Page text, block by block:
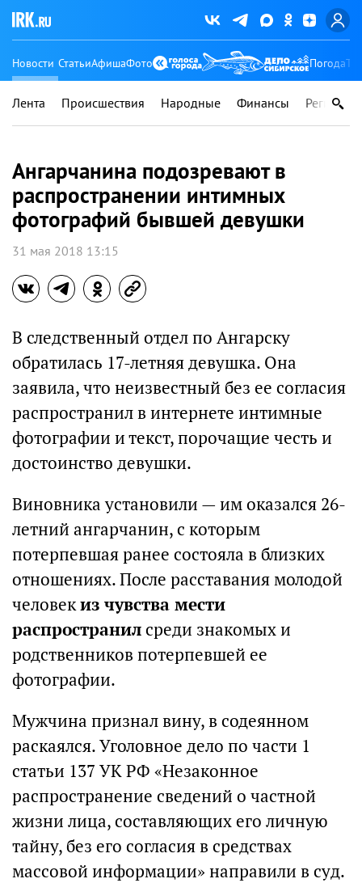
Новости СтатьиАфишаФото Погода
Лента Происшествия Народные Финансы Регионы
Ангарчанина подозревают в
распространении интимных
фотографий бывшей девушки
31 мая 2018 13:15
В следственный отдел по Ангарску
обратилась 17-летняя девушка. Она
заявила, что неизвестный без ее согласия
распространил в интернете интимные
фотографии и текст, порочащие честь и
достоинство девушки.
Виновника установили — им оказался 26-
летний ангарчанин, с которым
потерпевшая ранее состояла в близких
отношениях. После расставания молодой
человекиз чувства мести
распространилсреди знакомых и
родственников потерпевшей ее
фотографии.
Мужчина признал вину, в содеянном
раскаялся. Уголовное дело по части 1
статьи 137 УК РФ «Незаконное
распространение сведений о частной
жизни лица, составляющих его личную
тайну, без его согласия в средствах
массовой информации» направили в суд.